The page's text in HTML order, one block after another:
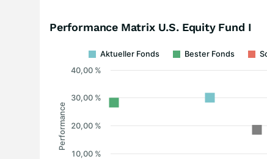
Performance Matrix U.S. Equity Fund I
Performance
Aktueller Fonds Bester Fonds
10,00 %
20,00 %
30,00 %
40,00 %